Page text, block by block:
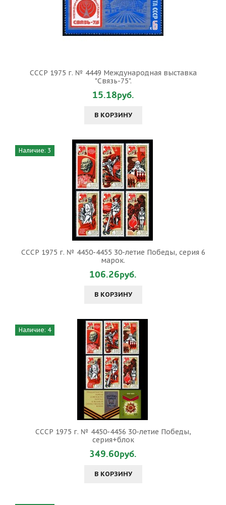
СССР 1975 г. № 4449 Международная выставка
"Связь-75".
15.18руб.
В КОРЗИНУ
Наличие: 3
СССР 1975 г. № 4450-4455 30-летие Победы, серия 6
марок.
106.26руб.
В КОРЗИНУ
Наличие: 4
СССР 1975 г. № 4450-4456 30-летие Победы,
серия+блок
349.60руб.
В КОРЗИНУ